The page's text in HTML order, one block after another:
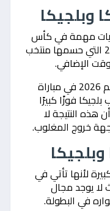
وبلجيكا
مهمة في كأس
العالم، خاصة مواجهة مونديال 2014 التي حسمها منتخب
الإضافي.
كما التقى المنتخبان قبل كأس العالم 2026 في مباراة
فوزًا كبيرًا
أن هذه النتيجة لا
خروج المغلوب.
لأنها تأتي في
كأس العالم 2026، حيث لا يوجد مجال
في البطولة.